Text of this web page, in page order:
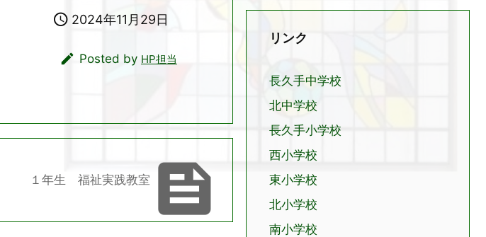
 2024年11月29日
 Posted by HP担当

１年生 福祉実践教室
リンク
長久手中学校
北中学校
長久手小学校
西小学校
東小学校
北小学校
南小学校